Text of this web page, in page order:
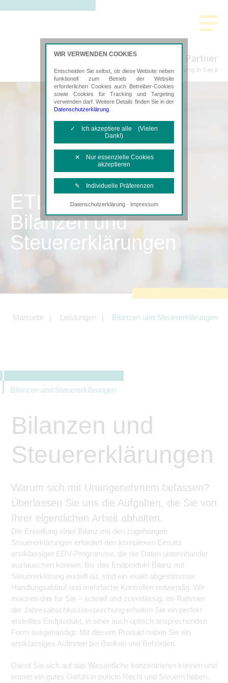
Schmidt & Partner
Steuerberatung in Gera
ETL
Bilanzen und
Steuererklärungen
Startseite Leistungen Bilanzen und Steuererklärungen
Bilanzen und Steuererklärungen
Bilanzen und
Steuererklärungen
Warum sich mit Unangenehmem befassen?
Überlassen Sie uns die Aufgaben, die Sie von
Ihrer eigentlichen Arbeit abhalten.
Die Erstellung einer Bilanz mit den zugehörigen
Steuererklärungen erfordert den komplexen Einsatz
erstklassiger EDV-Programme, die die Daten untereinander
austauschen können. Bis das Endprodukt Bilanz mit
Steuererklärung erstellt ist, sind ein exakt abgestimmter
Handlungsablauf und mehrfache Kontrollen notwendig. Wir
machen das für Sie – schnell und zuverlässig. Im Rahmen
der Jahresabschlussbesprechung erhalten Sie ein perfekt
erstelltes Endprodukt, in einer auch optisch ansprechenden
Form ausgehändigt. Mit diesem Produkt haben Sie ein
erstklassiges Auftreten bei Banken und Behörden.
Damit Sie sich auf das Wesentliche konzentrieren können und
immer ein gutes Gefühl in puncto Recht und Steuern haben,
WIR VERWENDEN COOKIES
Entscheiden Sie selbst, ob diese Website neben
funktionell zum Betrieb der Website
erforderlichen Cookies auch Betreiber-Cookies
sowie Cookies für Tracking und Targeting
verwenden darf. Weitere Details finden Sie in der
Datenschutzerklärung
✓ Ich akzeptiere alle (Vielen
Dank!)
✕ Nur essenzielle Cookies
akzeptieren
✎ Individuelle Präferenzen
Notwendige Cookies
Diese Cookies sind erforderlich, um die
grundlegende Funktionalität der Website
Tracking- und Targeting-Cookies
Angebotes einschließlich der
Angeboten von z.B. Facebook und
LinkedIn.
können.
Datenschutzerklärung· Impressum